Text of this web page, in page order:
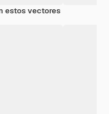
estos vectores